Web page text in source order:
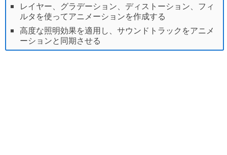
レイヤー、グラデーション、ディストーション、フィ
ルタを使ってアニメーションを作成する
高度な照明効果を適用し、サウンドトラックをアニメ
ーションと同期させる